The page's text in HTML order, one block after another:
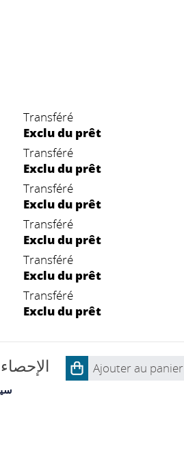
Transféré
Exclu du prêt
Transféré
Exclu du prêt
Transféré
Exclu du prêt
Transféré
Exclu du prêt
Transféré
Exclu du prêt
Transféré
Exclu du prêt
Ajouter au panier